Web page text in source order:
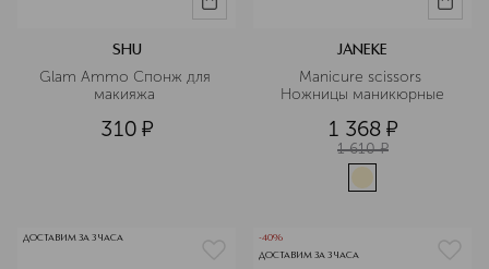
SHU
Glam Ammo Спонж для
310 ¤
JANEKE
Manicure scissors
Ножницы маникюрные
1 368 ¤
1 610 ¤
ДОСТАВИМ ЗА 3 ЧАСА
-40%
ДОСТАВИМ ЗА 3 ЧАСА